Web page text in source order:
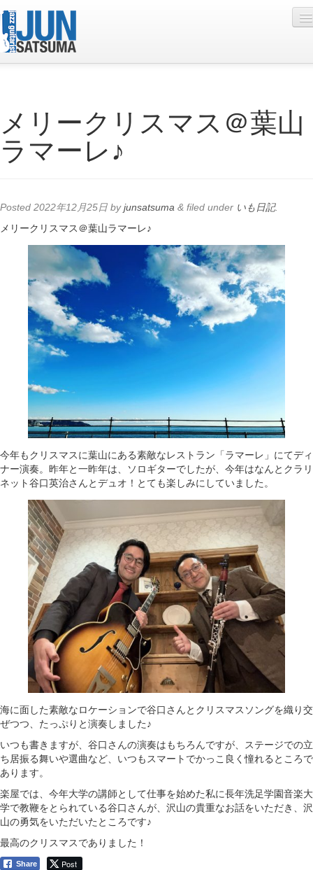
Live Schedule
Discography
Contact
Online Lesson
メリークリスマス＠葉山
ラマーレ♪
Posted 2022年12月25日 byjunsatsuma & filed under いも日記.
メリークリスマス＠葉山ラマーレ♪
今年もクリスマスに葉山にある素敵なレストラン「ラマーレ」にてディ
ナー演奏。昨年と一昨年は、ソロギターでしたが、今年はなんとクラリ
ネット谷口英治さんとデュオ！とても楽しみにしていました。
海に面した素敵なロケーションで谷口さんとクリスマスソングを織り交
ぜつつ、たっぷりと演奏しました♪
いつも書きますが、谷口さんの演奏はもちろんですが、ステージでの立
ち居振る舞いや選曲など、いつもスマートでかっこ良く憧れるところで
あります。
楽屋では、今年大学の講師として仕事を始めた私に長年洗足学園音楽大
学で教鞭をとられている谷口さんが、沢山の貴重なお話をいただき、沢
山の勇気をいただいたところです♪
最高のクリスマスでありました！
Share Post